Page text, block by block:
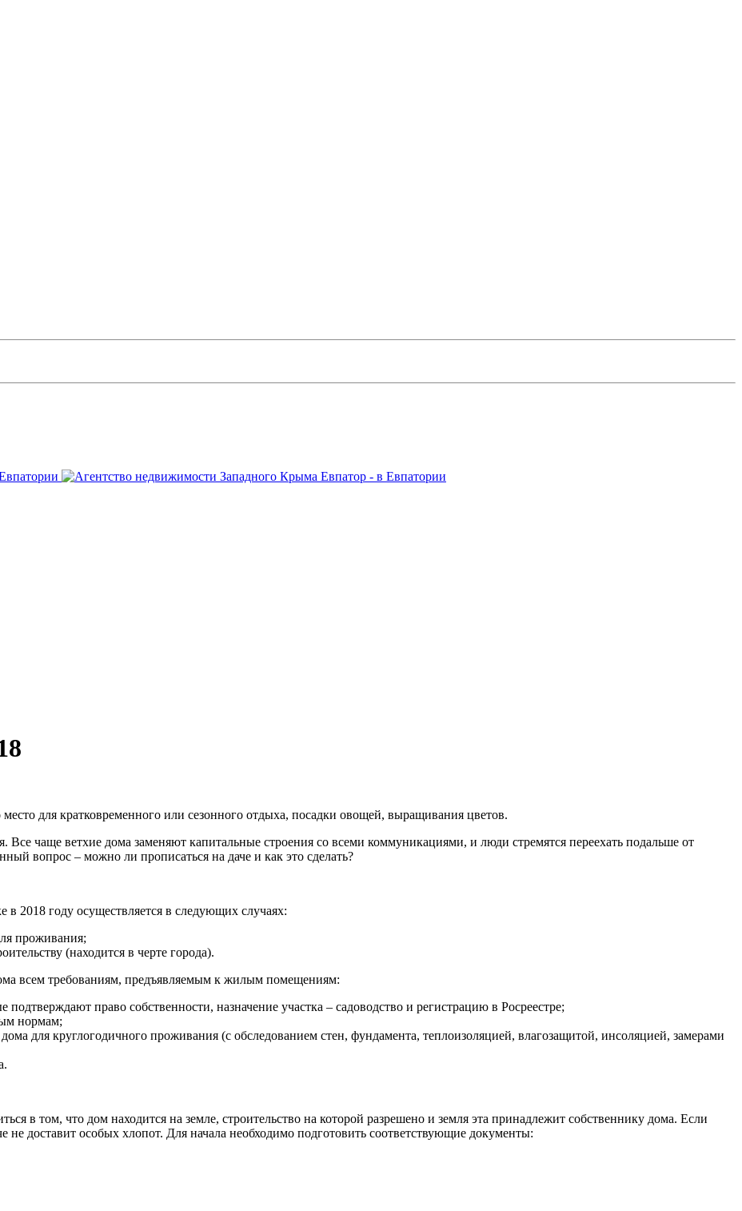
для кратковременного или сезонного отдыха, посадки овощей, выращивания цветов.
Все чаще ветхие дома заменяют капитальные строения со всеми коммуникациями, и люди стремятся переехать подальше от
вопрос – можно ли прописаться на даче и как это сделать?
2018 году осуществляется в следующих случаях:
проживания;
(находится в черте города).
всем требованиям, предъявляемым к жилым помещениям:
право собственности, назначение участка – садоводство и регистрацию в Росреестре;
нормам;
для круглогодичного проживания (с обследованием стен, фундамента, теплоизоляцией, влагозащитой, инсоляцией, замерами
в том, что дом находится на земле, строительство на которой разрешено и земля эта принадлежит собственнику дома. Если
доставит особых хлопот. Для начала необходимо подготовить соответствующие документы: